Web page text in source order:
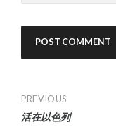
Post
PREVIOUS
活在以色列